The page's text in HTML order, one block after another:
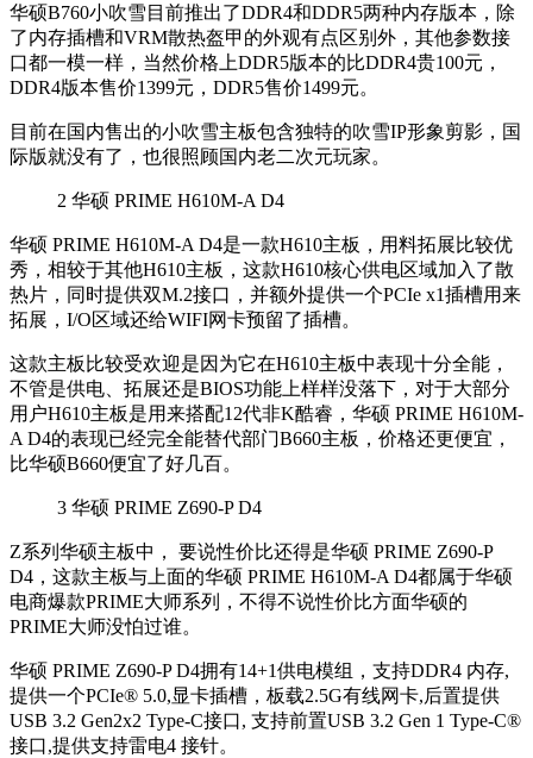
华硕B760小吹雪目前推出了DDR4和DDR5两种内存版本，除
了内存插槽和VRM散热盔甲的外观有点区别外，其他参数接
口都一模一样，当然价格上DDR5版本的比DDR4贵100元，
DDR4版本售价1399元，DDR5售价1499元。
目前在国内售出的小吹雪主板包含独特的吹雪IP形象剪影，国
际版就没有了，也很照顾国内老二次元玩家。
2 华硕 PRIME H610M-A D4
华硕 PRIME H610M-A D4是一款H610主板，用料拓展比较优
秀，相较于其他H610主板，这款H610核心供电区域加入了散
热片，同时提供双M.2接口，并额外提供一个PCIe x1插槽用来
拓展，I/O区域还给WIFI网卡预留了插槽。
这款主板比较受欢迎是因为它在H610主板中表现十分全能，
不管是供电、拓展还是BIOS功能上样样没落下，对于大部分
用户H610主板是用来搭配12代非K酷睿，华硕 PRIME H610M-
A D4的表现已经完全能替代部门B660主板，价格还更便宜，
比华硕B660便宜了好几百。
3 华硕 PRIME Z690-P D4
Z系列华硕主板中， 要说性价比还得是华硕 PRIME Z690-P
D4，这款主板与上面的华硕 PRIME H610M-A D4都属于华硕
电商爆款PRIME大师系列，不得不说性价比方面华硕的
PRIME大师没怕过谁。
华硕 PRIME Z690-P D4拥有14+1供电模组，支持DDR4 内存,
提供一个PCIe® 5.0,显卡插槽，板载2.5G有线网卡,后置提供
USB 3.2 Gen2x2 Type-C接口, 支持前置USB 3.2 Gen 1 Type-C®
接口,提供支持雷电4 接针。